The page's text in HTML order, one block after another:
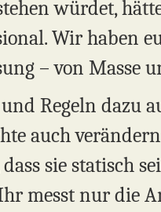
würdet,
Wir haben
– von Masse
Regeln dazu
auch
sie statisch
messt nur die